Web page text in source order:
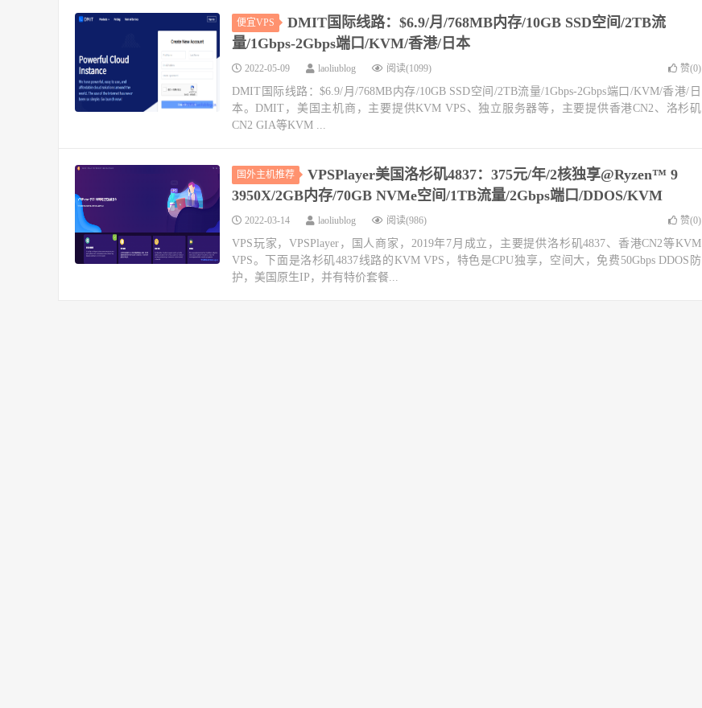
便宜VPS
DMIT国际线路：$6.9/月/768MB内存/10GB SSD空间/2TB流
量/1Gbps-2Gbps端口/KVM/香港/日本
2022-05-09 laoliublog 阅读(1099) 赞(0)
DMIT国际线路：$6.9/月/768MB内存/10GB SSD空间/2TB流量/1Gbps-2Gbps端口/KVM/香港/日
本。DMIT，美国主机商，主要提供KVM VPS、独立服务器等，主要提供香港CN2、洛杉矶
CN2 GIA等KVM ...
国外主机推荐
VPSPlayer美国洛杉矶4837：375元/年/2核独享@Ryzen™ 9
3950X/2GB内存/70GB NVMe空间/1TB流量/2Gbps端口/DDOS/KVM
2022-03-14 laoliublog 阅读(986) 赞(0)
VPS玩家，VPSPlayer，国人商家，2019年7月成立，主要提供洛杉矶4837、香港CN2等KVM
VPS。下面是洛杉矶4837线路的KVM VPS，特色是CPU独享，空间大，免费50Gbps DDOS防
护，美国原生IP，并有特价套餐...